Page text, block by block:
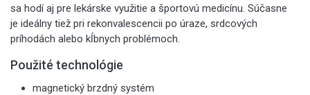
sa hodí aj pre lekárske využitie a športovú medicínu. Súčasne
je ideálny tiež pri rekonvalescencii po úraze, srdcových
príhodách alebo kĺbnych problémoch.
Použité technológie
magnetický brzdný systém